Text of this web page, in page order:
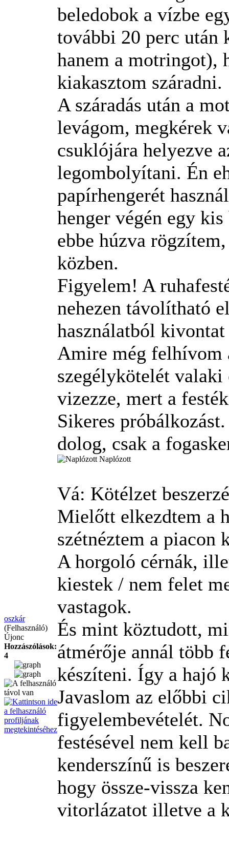
beledobok a vízbe
további 20 perc után
hanem a motringot),
kiakasztom száradni.
A száradás után a
levágom, megkérek
csuklójára helyezve
legombolyítani. Én
papírhengerét
henger végén egy
ebbe húzva
közben.
Figyelem! A
nehezen távolítható
használatból
Amire még felhívom
szegélykötelét
vizezze, mert a
Sikeres
dolog, csak a
Naplózott
oszkár
(Felhasználó)
Újonc
Hozzászólások:
4
Vá: Kötélzet
Mielőtt elkezdtem a
szétnéztem a piacon
A horgoló cérnák,
kiestek / nem felet
vastagok.
És mint köztudott,
átmérője annál több
készíteni. Így a hajó
Javaslom az előbbi
figyelembevételét.
festésével nem kell
kenderszínű is
hogy össze-vissza
vitorlázatot illetve a